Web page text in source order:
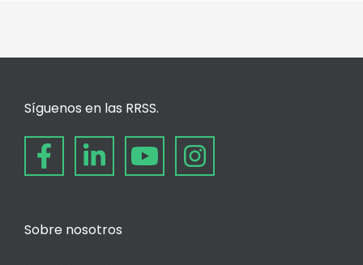
Síguenos en las RRSS.
Sobre nosotros